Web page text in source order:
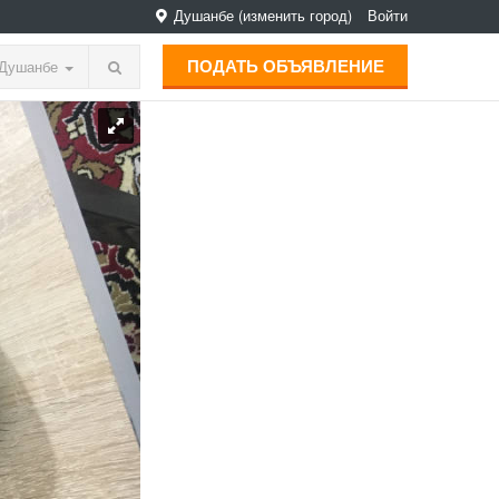
Душанбе (изменить город) Войти
ПОДАТЬ ОБЪЯВЛЕНИЕ